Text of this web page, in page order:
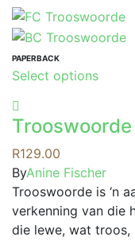
has
may
be
PAPERBACK
Select optionsThis
The
may
be
Trooswoorde
R129.00
ByAnine Fischer
Trooswoorde is ‘n
verkenning van die
die lewe, wat troos,